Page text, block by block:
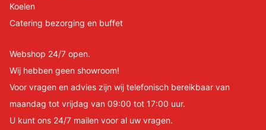
Koelen
Catering bezorging en buffet
Webshop 24/7 open.
Wij hebben geen showroom!
Voor vragen en advies zijn wij telefonisch bereikbaar van
maandag tot vrijdag van 09:00 tot 17:00 uur.
U kunt ons 24/7 mailen voor al uw vragen.